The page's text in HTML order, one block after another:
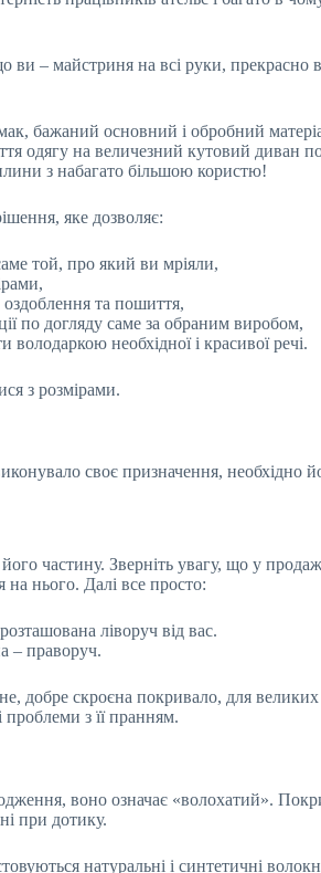
– майстриня на всі руки, прекрасно
бажаний основний і обробний
одягу на величезний кутовий диван
з набагато більшою користю!
яке дозволяє:
той, про який ви мріяли,
оздоблення та пошиття,
по догляду саме за обраним виробом,
володаркою необхідної і красивої речі.
з розмірами.
своє призначення, необхідно
частину. Зверніть увагу, що у
на нього. Далі все просто:
ліворуч від вас.
– праворуч.
добре скроєна покривало, для
проблеми з її пранням.
воно означає «волохатий».
при дотику.
натуральні і синтетичні